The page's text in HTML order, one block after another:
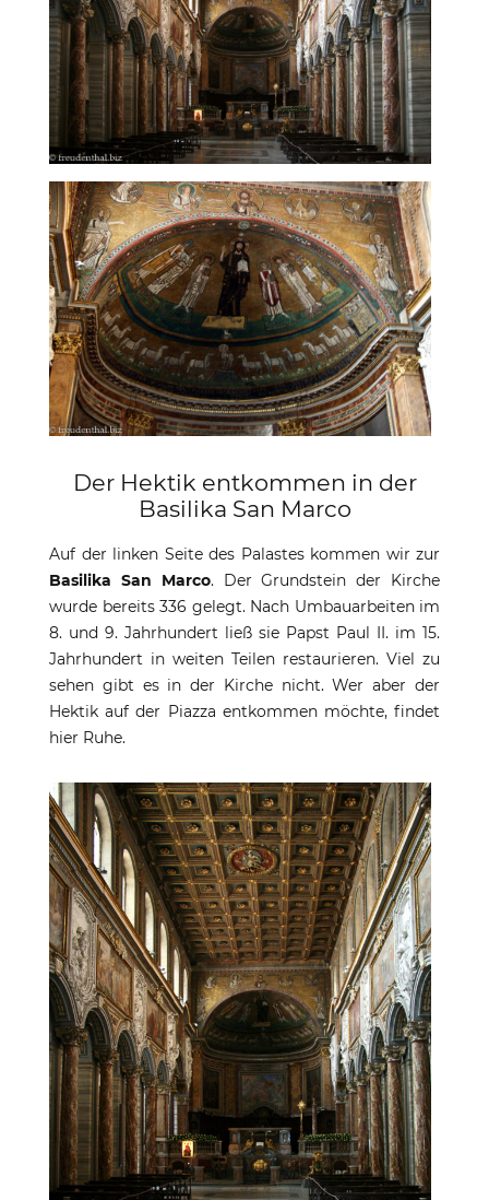
Der Hektik entkommen in der
Basilika San Marco
Auf der linken Seite des Palastes kommen wir zur
Basilika San Marco. Der Grundstein der Kirche
wurde bereits 336 gelegt. Nach Umbauarbeiten im
8. und 9. Jahrhundert ließ sie Papst Paul II. im 15.
Jahrhundert in weiten Teilen restaurieren. Viel zu
sehen gibt es in der Kirche nicht. Wer aber der
Hektik auf der Piazza entkommen möchte, findet
hier Ruhe.